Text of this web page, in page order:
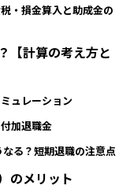
・損金算入と助成金の
【計算の考え方と
ュレーション
加退職金
る？短期退職の注意点
のメリット